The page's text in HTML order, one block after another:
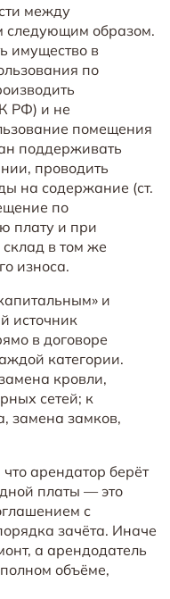
между
следующим образом.
имущество в
по
РФ) и не
помещения
поддерживать
проводить
на содержание (ст.
по
плату и при
в том же
износа.
и
источник
в договоре
категории.
кровли,
сетей; к
замена замков,
арендатор берёт
платы — это
с
зачёта. Иначе
а арендодатель
объёме,